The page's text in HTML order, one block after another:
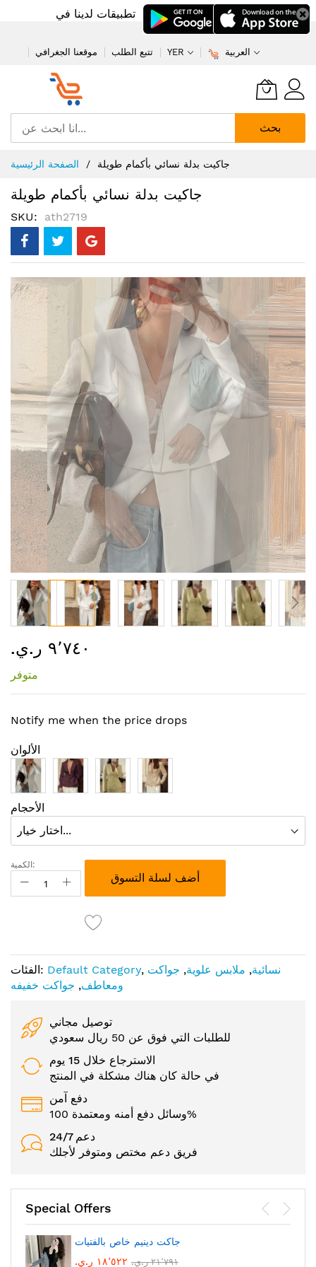
تطبيقات لدينا في
موقعنا الجغرافي تتبع الطلب YER العربية
بحث
إلى
المحتوى
الصفحة الرئيسية جاكيت بدلة نسائي بأكمام طويلة
جاكيت بدلة نسائي بأكمام طويلة
SKU ath2719
انتقل
إلى
النهاية
إلى
معرض
الصور
٩٬٧٤٠ ر.ي.‏
متوفر
Notify me when the price drops
الألوان
الأحجام
الكمية:
أضف لسلة التسوق
الفئات: Default Category, نسائية, ملابس علوية, جواكت
ومعاطف, جواكت خفيفه
توصيل مجاني
للطلبات التي فوق عن 50 ريال سعودي
الاسترجاع خلال 15 يوم
في حالة كان هناك مشكلة في المنتج
دفع آمن
وسائل دفع أمنه ومعتمدة 100%
24/7 دعم
فريق دعم مختص ومتوفر لأجلك
Special Offers
جاكت دينيم خاص بالفتيات
١٨٬٥٢٢ ر.ي.‏
٢١٬٧٩١ ر.ي.‏